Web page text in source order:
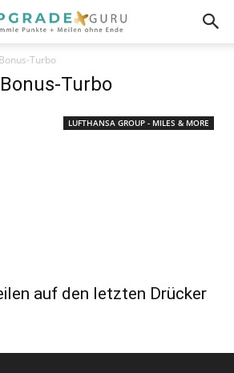
Bonus-Turbo
Turbo
LUFTHANSA GROUP - MILES & MORE
auf den letzten Drücker